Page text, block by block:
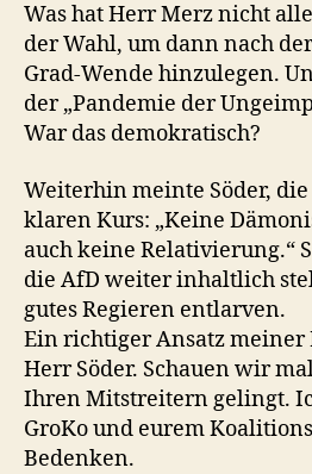
Was hat Herr Merz nicht
der Wahl, um dann nach
Grad-Wende hinzulegen.
der „Pandemie der
War das demokratisch?
Weiterhin meinte Söder, die
klaren Kurs: „Keine
auch keine Relativierung.“
die AfD weiter inhaltlich
gutes Regieren entlarven.
Ein richtiger Ansatz meiner
Herr Söder. Schauen wir
Ihren Mitstreitern gelingt.
GroKo und eurem
Bedenken.